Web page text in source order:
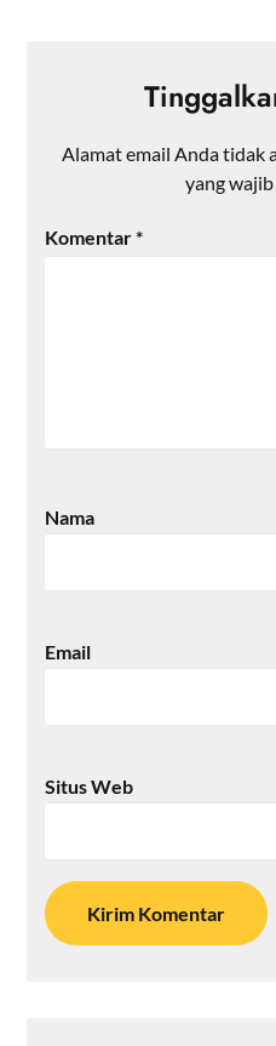
Alamat email Anda tidak
yang
Komentar*
Nama
Email
Situs Web